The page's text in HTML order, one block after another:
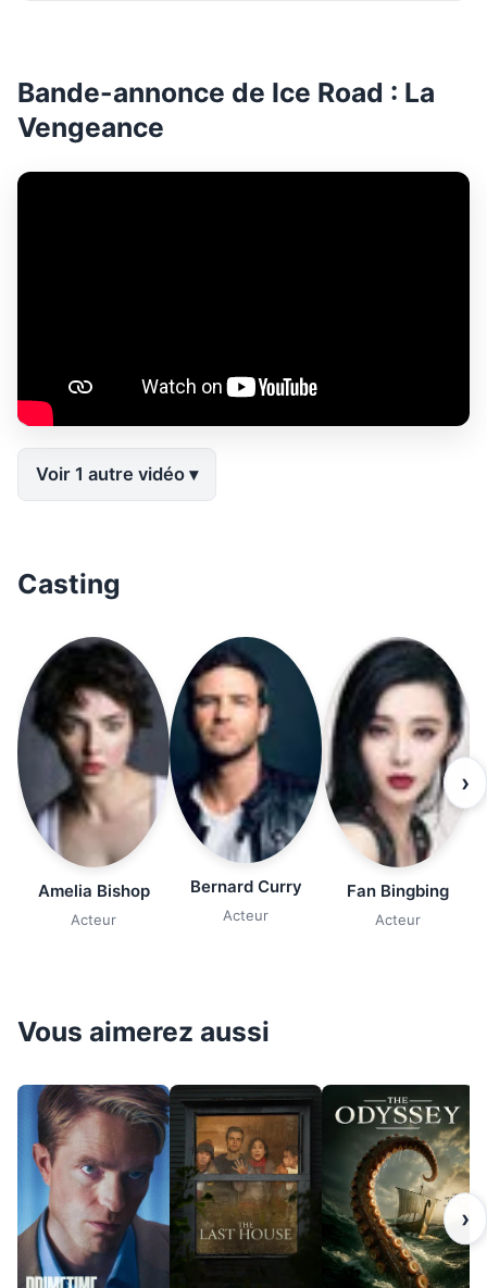
Bande-annonce de Ice Road : La
Vengeance
Voir 1 autre vidéo
Casting
Amelia Bishop
Acteur
Bernard Curry
Acteur
Fan Bingbing
Acteur
›
Vous aimerez aussi
›